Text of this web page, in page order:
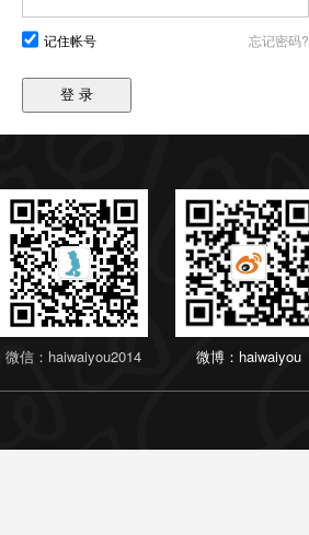
记住帐号 忘记密码?
登 录
微信：haiwaiyou2014 微博：haiwaiyou